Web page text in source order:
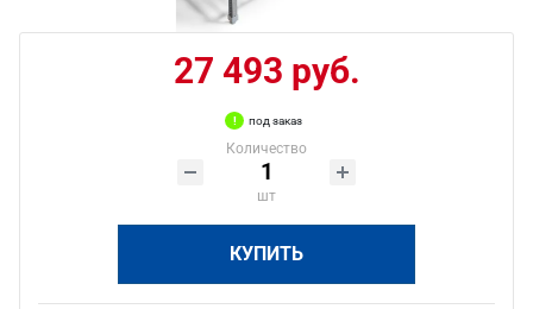
27 493 руб.
под заказ
Количество
шт
КУПИТЬ